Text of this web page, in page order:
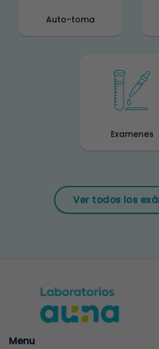
Auto-toma
Examenes
Ver todos los
Menu